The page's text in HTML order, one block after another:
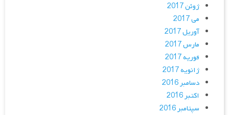
ژوئن 2017
می 2017
آوریل 2017
مارس 2017
فوریه 2017
ژانویه 2017
دسامبر 2016
اکتبر 2016
سپتامبر 2016